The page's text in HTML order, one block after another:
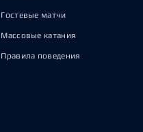
Гостевые матчи
Массовые катания
Правила поведения